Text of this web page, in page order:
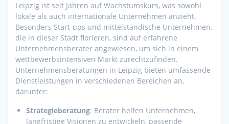
Leipzig ist seit Jahren auf Wachstumskurs, was sowohl
lokale als auch internationale Unternehmen anzieht.
Besonders Start-ups und mittelständische Unternehmen,
die in dieser Stadt florieren, sind auf erfahrene
Unternehmensberater angewiesen, um sich in einem
wettbewerbsintensiven Markt zurechtzufinden.
Unternehmensberatungen in Leipzig bieten umfassende
Dienstleistungen in verschiedenen Bereichen an,
darunter:
Strategieberatung: Berater helfen Unternehmen,
langfristige Visionen zu entwickeln, passende